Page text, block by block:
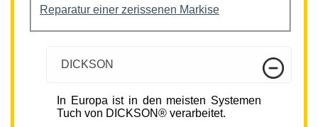
Reparatur einer zerissenen Markise
DICKSON
In Europa ist in den meisten Systemen
Tuch von DICKSON® verarbeitet.